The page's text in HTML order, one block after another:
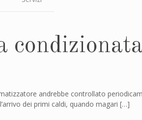
andrebbe controllato
dei primi caldi, quando magari […]